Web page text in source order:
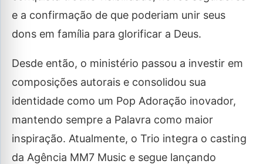
e a confirmação de que poderiam unir seus
dons em família para glorificar a Deus.
Desde então, o ministério passou a investir em
composições autorais e consolidou sua
identidade como um Pop Adoração inovador,
mantendo sempre a Palavra como maior
inspiração. Atualmente, o Trio integra o casting
da Agência MM7 Music e segue lançando